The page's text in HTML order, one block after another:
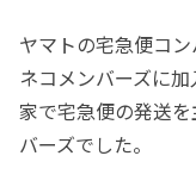
ヤマトの宅急便コ
ネコメンバーズに加
家で宅急便の発送
バーズでした。